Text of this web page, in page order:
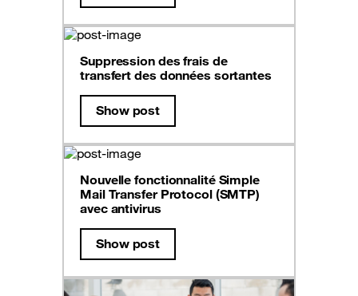
Suppression des frais de
transfert des données sortantes
Show post
Nouvelle fonctionnalité Simple
Mail Transfer Protocol (SMTP)
avec antivirus
Show post